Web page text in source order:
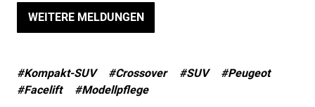
WEITERE MELDUNGEN
#Kompakt-SUV #Crossover #SUV
#Peugeot
#Facelift
#Modellpflege